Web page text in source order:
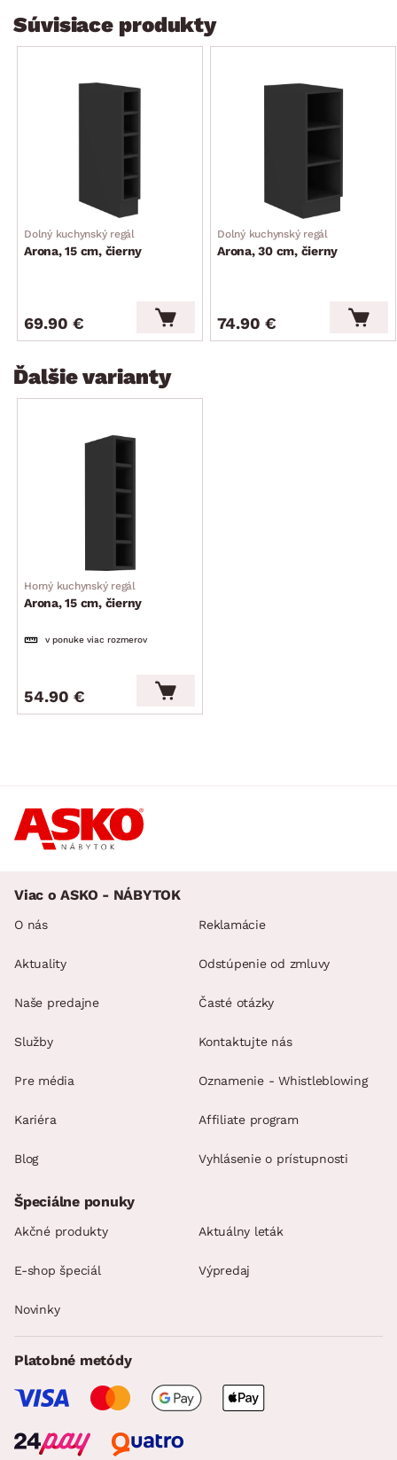
dodávané v demonte
Súvisiace produkty
Dolný kuchynský regál
Arona, 15 cm, čierny
69.90 €
Dolný kuchynský regál
Arona, 30 cm, čierny
74.90 €
Ďalšie varianty
Horný kuchynský regál
Arona, 15 cm, čierny
v ponuke viac rozmerov
54.90 €
Viac o ASKO - NÁBYTOK
O nás
Aktuality
Naše predajne
Služby
Pre média
Kariéra
Blog
Reklamácie
Odstúpenie od zmluvy
Časté otázky
Kontaktujte nás
Oznamenie - Whistleblowing
Affiliate program
Vyhlásenie o prístupnosti
Špeciálne ponuky
Akčné produkty Aktuálny leták
E-shop špeciál Výpredaj
Novinky
Platobné metódy